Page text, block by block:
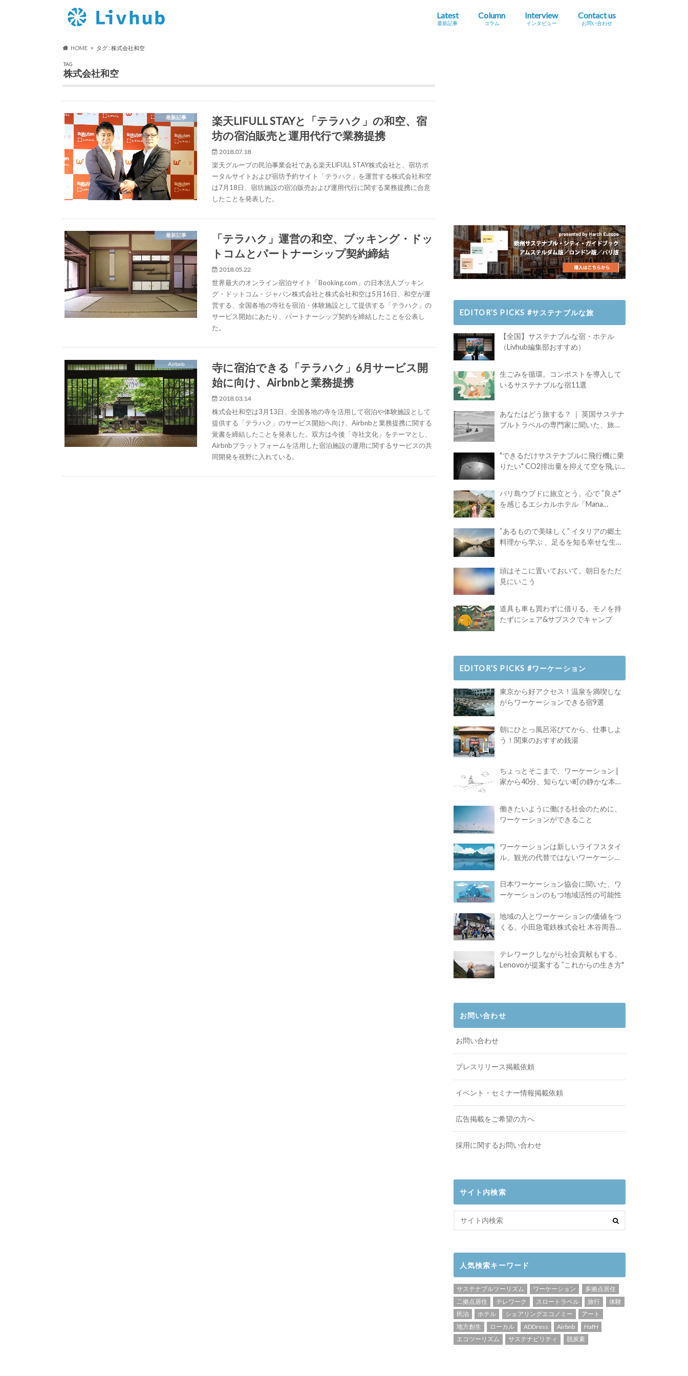
Latest
最新記事
Column
コラム
Interview
インタビュー
Contact us
お問い合わせ
HOME タグ : 株式会社和空
TAG
株式会社和空
最新記事
楽天LIFULL STAYと「テラハク」の和空、宿
坊の宿泊販売と運用代行で業務提携
2018.07.18
楽天グループの民泊事業会社である楽天LIFULL STAY株式会社と、宿坊ポ
ータルサイトおよび宿坊予約サイト「テラハク」を運営する株式会社和空
は7月18日、宿坊施設の宿泊販売および運用代行に関する業務提携に合意
したことを発表した。
最新記事
「テラハク」運営の和空、ブッキング・ドッ
トコムとパートナーシップ契約締結
2018.05.22
世界最大のオンライン宿泊サイト「Booking.com」の日本法人ブッキン
グ・ドットコム・ジャパン株式会社と株式会社和空は5月16日、和空が運
営する、全国各地の寺社を宿泊・体験施設として提供する「テラハク」の
サービス開始にあたり、パートナーシップ契約を締結したことを公表し
た。
Airbnb
寺に宿泊できる「テラハク」6月サービス開
始に向け、Airbnbと業務提携
2018.03.14
株式会社和空は3月13日、全国各地の寺を活用して宿泊や体験施設として
提供する「テラハク」のサービス開始へ向け、Airbnbと業務提携に関する
覚書を締結したことを発表した。双方は今後「寺社文化」をテーマとし、
Airbnbプラットフォームを活用した宿泊施設の運用に関するサービスの共
同開発を視野に入れている。
EDITOR’S PICKS #サステナブルな旅
【全国】サステナブルな宿・ホテル
（Livhub編集部おすすめ）
生ごみを循環。コンポストを導入して
いるサステナブルな宿11選
あなたはどう旅する？ ｜ 英国サステナ
ブルトラベルの専門家に聞いた、旅の
"できるだけサステナブルに飛行機に乗
りたい" CO2排出量を抑えて空を飛ぶ
バリ島ウブドに旅立とう。心で ”良さ"
を感じるエシカルホテル「Mana
“あるもので美味しく” イタリアの郷土
料理から学ぶ 、足るを知る幸せな生き
頭はそこに置いておいて。朝日をただ
見にいこう
道具も車も買わずに借りる。モノを持
たずにシェア&サブスクでキャンプ
EDITOR’S PICKS #ワーケーション
東京から好アクセス！温泉を満喫しな
がらワーケーションできる宿9選
朝にひとっ風呂浴びてから、仕事しよ
う！関東のおすすめ銭湯
ちょっとそこまで、ワーケーション |
家から40分、知らない町の静かな本屋
働きたいように働ける社会のために、
ワーケーションができること
ワーケーションは新しいライフスタイ
ル。観光の代替ではないワーケーショ
日本ワーケーション協会に聞いた、ワ
ーケーションのもつ地域活性の可能性
地域の人とワーケーションの価値をつ
くる。小田急電鉄株式会社 木谷周吾さ
テレワークしながら社会貢献もする。
Lenovoが提案する ”これからの生き方"
お問い合わせ
お問い合わせ
プレスリリース掲載依頼
イベント・セミナー情報掲載依頼
広告掲載をご希望の方へ
採用に関するお問い合わせ
サイト内検索
人気検索キーワード
サステナブルツーリズム ワーケーション
多拠点居住
二拠点居住
テレワーク スロートラベル 旅行
体験
民泊
ホテル シェアリングエコノミー
アート
地方創生
ローカル ADDress Airbnb
HafH
エコツーリズム
サステナビリティ 脱炭素